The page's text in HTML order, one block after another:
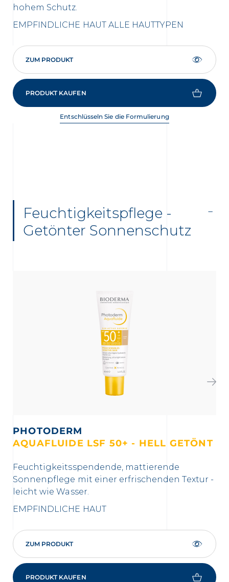
hohem Schutz.
EMPFINDLICHE HAUT ALLE HAUTTYPEN
ZUM PRODUKT
PRODUKT KAUFEN
Entschlüsseln Sie die Formulierung
Feuchtigkeitspflege -
Getönter Sonnenschutz
PHOTODERM
AQUAFLUIDE LSF 50+ - HELL GETÖNT
Feuchtigkeitsspendende, mattierende
Sonnenpflege mit einer erfrischenden Textur -
leicht wie Wasser.
EMPFINDLICHE HAUT
ZUM PRODUKT
PRODUKT KAUFEN